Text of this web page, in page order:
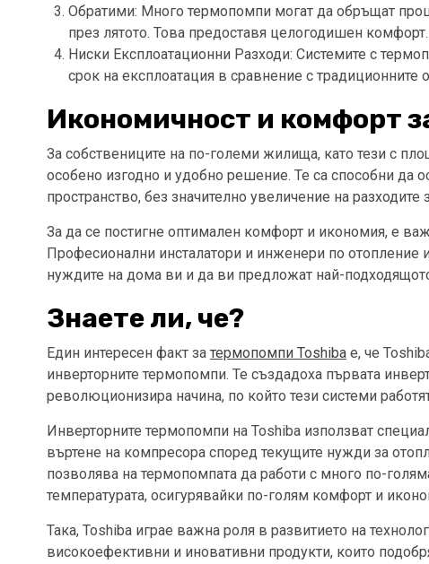
Обратими: Много термопомпи могат да обръщат
през лятото. Това предоставя целогодишен комфорт.
Ниски Експлоатационни Разходи: Системите с
срок на експлоатация в сравнение с
Икономичност и комфорт
За собствениците на по-големи жилища, като тези с
особено изгодно и удобно решение. Те са способни да
пространство, без значително увеличение на разходите
За да се постигне оптимален комфорт и икономия, е
Професионални инсталатори и инженери по
нуждите на дома ви и да ви предложат най-
Знаете ли, че?
Един интересен факт за термопомпи Toshiba е, че
инверторните термопомпи. Те създадоха първата
революционизира начина, по който тези системи
Инверторните термопомпи на Toshiba използват
въртене на компресора според текущите нужди за
позволява на термопомпата да работи с много по-
температурата, осигурявайки по-голям комфорт и
Така, Toshiba играе важна роля в развитието на
високоефективни и иновативни продукти, които